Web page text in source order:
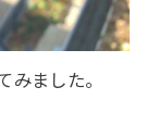
みました。